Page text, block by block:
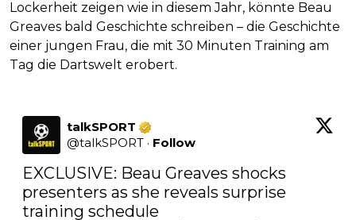
Lockerheit zeigen wie in diesem Jahr, könnte Beau
Greaves bald Geschichte schreiben – die Geschichte
einer jungen Frau, die mit 30 Minuten Training am
Tag die Dartswelt erobert.
talkSPORT
@talkSPORT · Follow
EXCLUSIVE: Beau Greaves shocks
presenters as she reveals surprise